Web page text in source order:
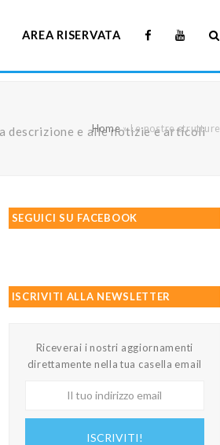
AREA RISERVATA
descrizione e alle notizie e articoli
Home»Le nostre strutture
SEGUICI SU FACEBOOK
ISCRIVITI ALLA NEWSLETTER
Riceverai i nostri aggiornamenti
direttamente nella tua casella email
ISCRIVITI!